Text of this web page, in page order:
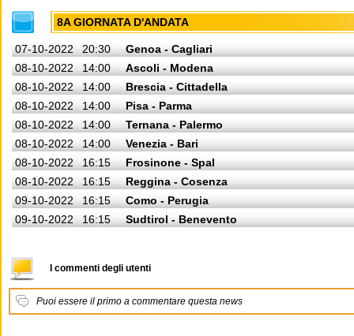
8A GIORNATA D'ANDATA
07-10-2022 20:30
Genoa - Cagliari
08-10-2022
14:00
Ascoli - Modena
08-10-2022
14:00
Brescia - Cittadella
08-10-2022
14:00
Pisa - Parma
08-10-2022
14:00
Ternana - Palermo
08-10-2022
14:00
Venezia - Bari
08-10-2022
16:15
Frosinone - Spal
08-10-2022
16:15
Reggina - Cosenza
09-10-2022
16:15
Como - Perugia
09-10-2022
16:15 Sudtirol - Benevento
I commenti degli utenti
Puoi essere il primo a commentare questa news